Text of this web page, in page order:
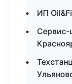
ИП
Сервис-